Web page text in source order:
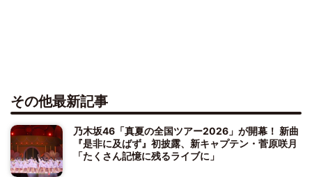
その他最新記事
乃木坂46「真夏の全国ツアー2026」が開幕！ 新曲
『是非に及ばず』初披露、新キャプテン・菅原咲月
「たくさん記憶に残るライブに」